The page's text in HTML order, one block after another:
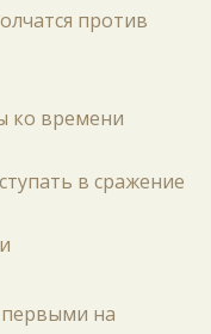
против
ко времени
в сражение
первыми на